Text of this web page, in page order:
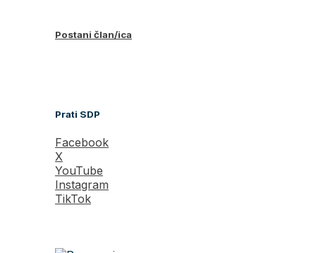
Postani član/ica
Prati SDP
Facebook
X
YouTube
Instagram
TikTok